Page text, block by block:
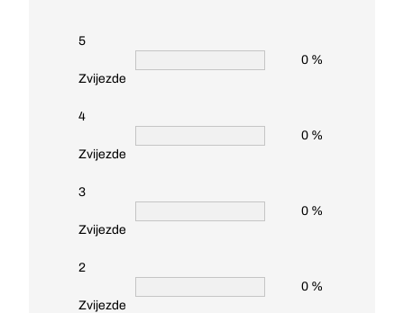
5
Zvijezde
0 %
4
Zvijezde
0 %
3
Zvijezde
0 %
2
Zvijezde
0 %